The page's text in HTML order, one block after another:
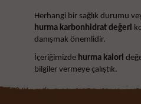
Herhangi bir sağlık durumu
hurma karbonhidrat değeri
danışmak önemlidir.
İçeriğimizde hurma kalori
bilgiler vermeye çalıştık.